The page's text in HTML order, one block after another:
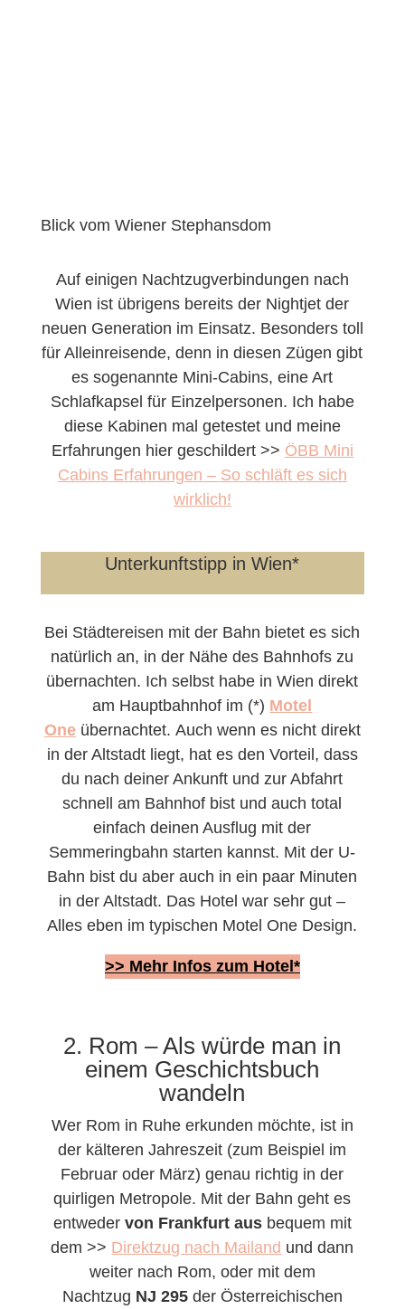
Blick vom Wiener Stephansdom
Auf einigen Nachtzugverbindungen nach
Wien ist übrigens bereits der Nightjet der
neuen Generation im Einsatz. Besonders toll
für Alleinreisende, denn in diesen Zügen gibt
es sogenannte Mini-Cabins, eine Art
Schlafkapsel für Einzelpersonen. Ich habe
diese Kabinen mal getestet und meine
Erfahrungen hier geschildert >> ÖBB Mini
Cabins Erfahrungen – So schläft es sich
wirklich!
Unterkunftstipp in Wien*
Bei Städtereisen mit der Bahn bietet es sich
natürlich an, in der Nähe des Bahnhofs zu
übernachten. Ich selbst habe in Wien direkt
am Hauptbahnhof im (*) Motel
Oneübernachtet. Auch wenn es nicht direkt
in der Altstadt liegt, hat es den Vorteil, dass
du nach deiner Ankunft und zur Abfahrt
schnell am Bahnhof bist und auch total
einfach deinen Ausflug mit der
Semmeringbahn starten kannst. Mit der U-
Bahn bist du aber auch in ein paar Minuten
in der Altstadt. Das Hotel war sehr gut –
Alles eben im typischen Motel One Design.
>> Mehr Infos zum Hotel*
2. Rom – Als würde man in
einem Geschichtsbuch
wandeln
Wer Rom in Ruhe erkunden möchte, ist in
der kälteren Jahreszeit (zum Beispiel im
Februar oder März) genau richtig in der
quirligen Metropole. Mit der Bahn geht es
entweder von Frankfurt ausbequem mit
dem >> Direktzug nach Mailand und dann
weiter nach Rom, oder mit dem
Nachtzug NJ 295der Österreichischen